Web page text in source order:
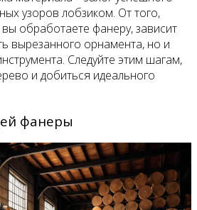
узоров лобзиком. От того,
обработаете фанеру, зависит
вырезанного орнамента, но и
Следуйте этим шагам,
и добиться идеального
фанеры